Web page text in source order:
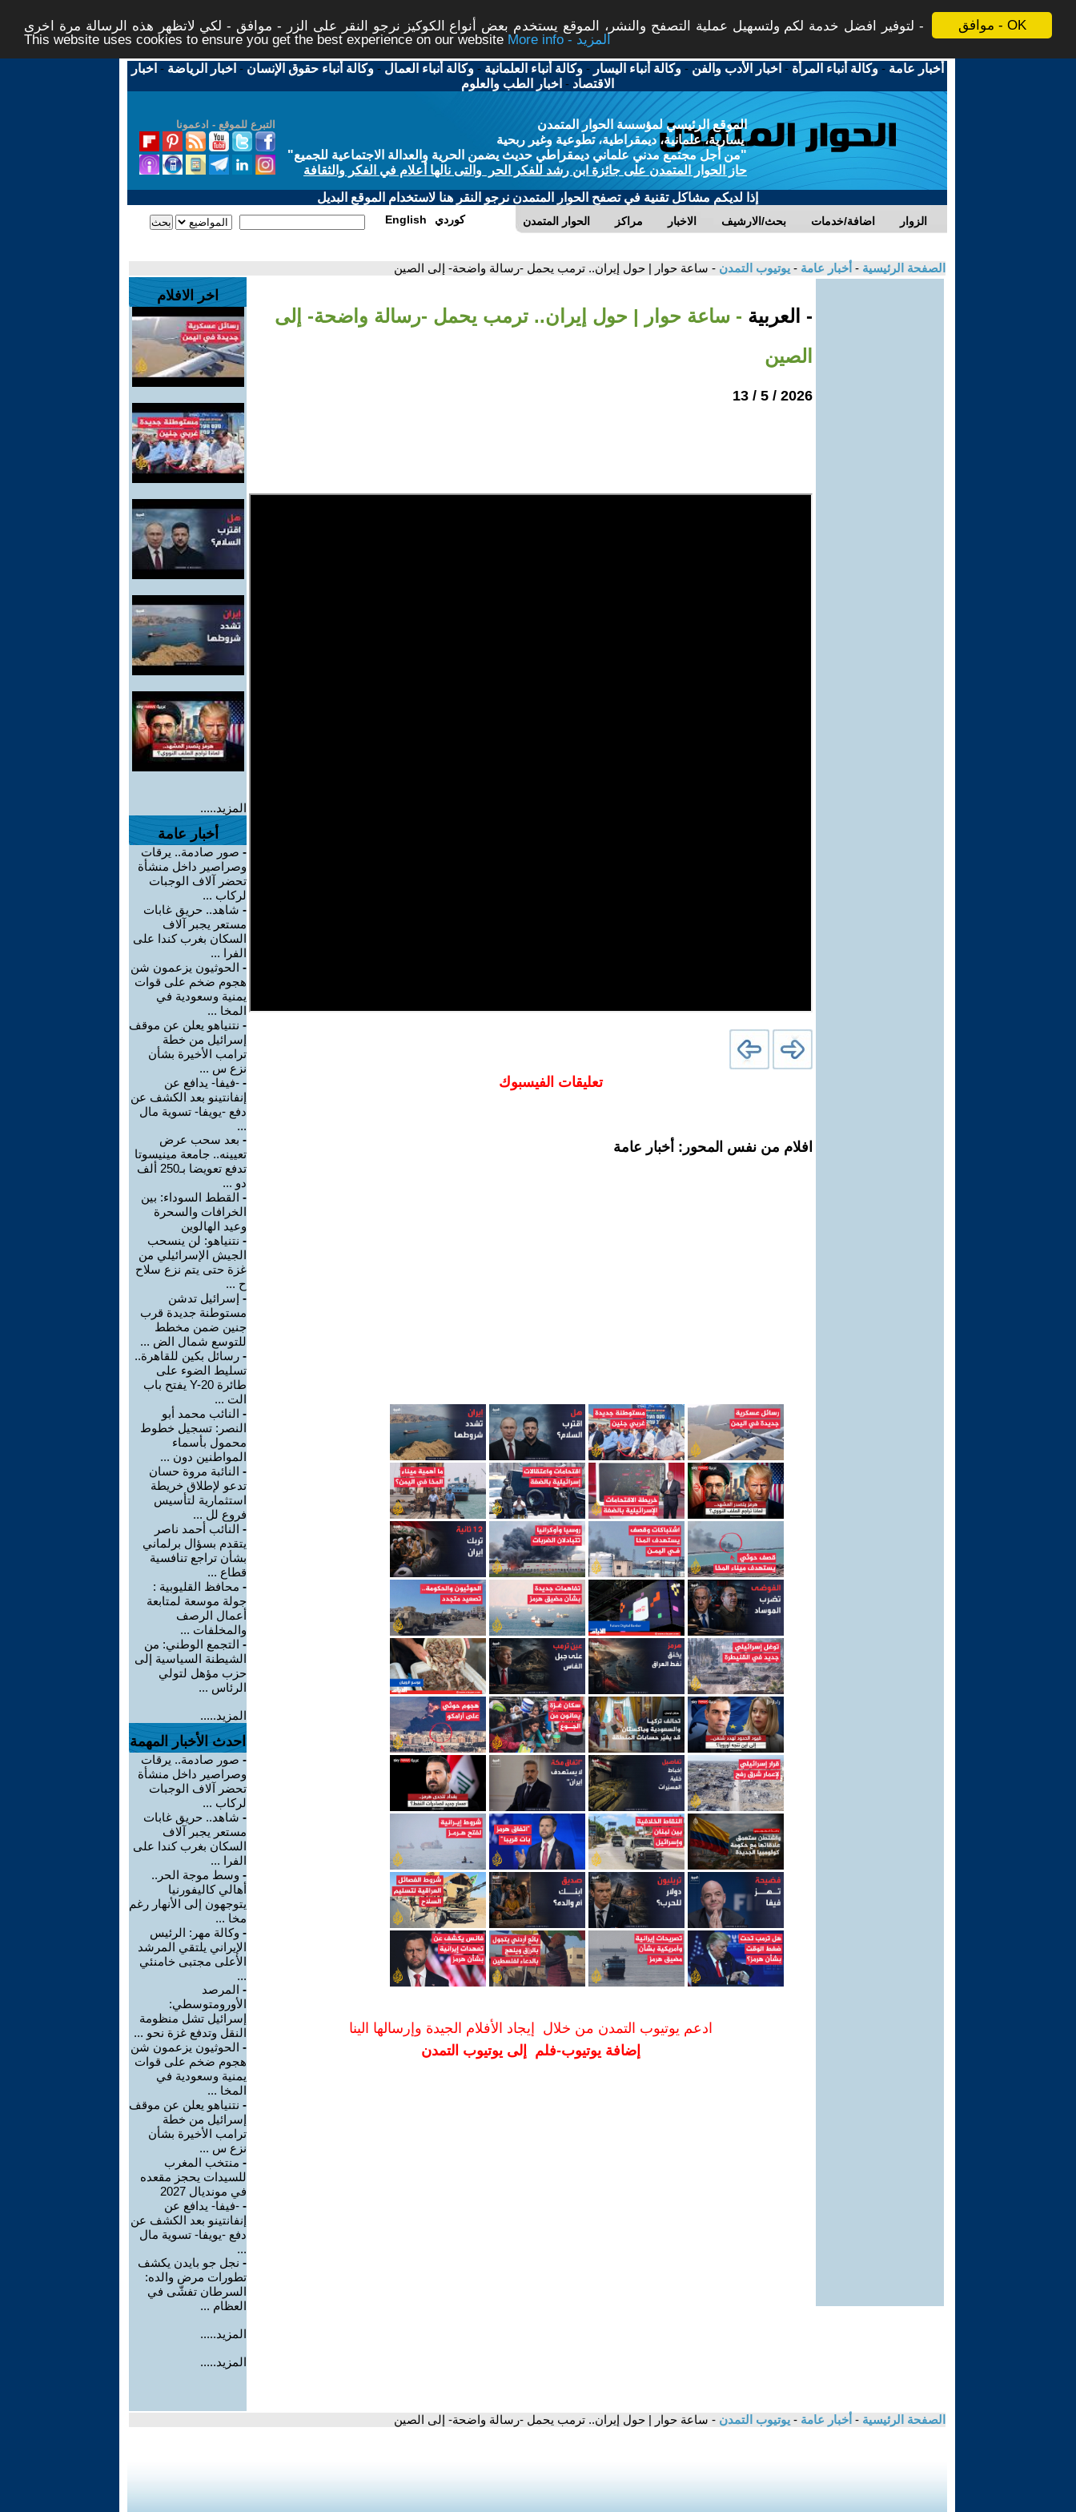
موافق - OK
لتوفير افضل خدمة لكم ولتسهيل عملية التصفح والنشر، الموقع يستخدم بعض أنواع الكوكيز نرجو النقر على الزر - موافق - لكي لاتظهر هذه الرسالة مرة اخرى -
This website uses cookies to ensure you get the best experience on our website
More info - المزيد
أخبار عامة -وكالة أنباء المرأة - اخبار الأدب والفن -وكالة أنباء اليسار -وكالة أنباء العلمانية -وكالة أنباء العمال -وكالة أنباء حقوق الإنسان - اخبار الرياضة - اخبار
الاقتصاد - اخبار الطب والعلوم
التبرع للموقع - ادعمونا
الموقع الرئيسي لمؤسسة الحوار المتمدن
يسارية، علمانية، ديمقراطية، تطوعية وغير ربحية
"من أجل مجتمع مدني علماني ديمقراطي حديث يضمن الحرية والعدالة الاجتماعية للجميع"
حاز الحوار المتمدن على جائزة ابن رشد للفكر الحر والتى نالها أعلام في الفكر والثقافة
إذا لديكم مشاكل تقنية في تصفح الحوار المتمدن نرجو النقر هنا لاستخدام الموقع البديل
الحوار المتمدن مراكز الاخبار بحث/الارشيف اضافة/خدمات الزوار English كوردي
الصفحة الرئيسية - أخبار عامة - يوتيوب التمدن - ساعة حوار | حول إيران.. ترمب يحمل -رسالة واضحة- إلى الصين
- العربية - ساعة حوار | حول إيران.. ترمب يحمل -رسالة واضحة- إلى
الصين
2026 / 5 / 13
تعليقات الفيسبوك
افلام من نفس المحور: أخبار عامة
ادعم يوتيوب التمدن من خلال إيجاد الأفلام الجيدة وإرسالها الينا
إضافة يوتيوب-فلم إلى يوتيوب التمدن
اخر الافلام
المزيد.....
أخبار عامة
- صور صادمة.. يرقات
وصراصير داخل منشأة
تحضر آلاف الوجبات
لركاب ...
- شاهد.. حريق غابات
مستعر يجبر آلاف
السكان بغرب كندا على
الفرا ...
- الحوثيون يزعمون شن
هجوم ضخم على قوات
يمنية وسعودية في
المخا ...
- نتنياهو يعلن عن موقف
إسرائيل من خطة
ترامب الأخيرة بشأن
نزع س ...
- -فيفا- يدافع عن
إنفانتينو بعد الكشف عن
دفع -يويفا- تسوية مال
...
- بعد سحب عرض
تعيينه.. جامعة مينيسوتا
تدفع تعويضا بـ250 ألف
دو ...
- القطط السوداء: بين
الخرافات والسحرة
وعيد الهالوين
- نتنياهو: لن ينسحب
الجيش الإسرائيلي من
غزة حتى يتم نزع سلاح
ح ...
- إسرائيل تدشن
مستوطنة جديدة قرب
جنين ضمن مخطط
للتوسع شمال الض ...
- رسائل بكين للقاهرة..
تسليط الضوء على
طائرة Y-20 يفتح باب
الت ...
- النائب محمد أبو
النصر: تسجيل خطوط
محمول بأسماء
المواطنين دون ...
- النائبة مروة حسان
تدعو لإطلاق خريطة
استثمارية لتأسيس
فروع لل ...
- النائب أحمد ناصر
يتقدم بسؤال برلماني
بشأن تراجع تنافسية
قطاع ...
- محافظ القليوبية :
جولة موسعة لمتابعة
أعمال الرصف
والمخلفات ...
- التجمع الوطني: من
الشيطنة السياسية إلى
حزب مؤهل لتولي
الرئاس ...
المزيد.....
احدث الأخبار المهمة
- صور صادمة.. يرقات
وصراصير داخل منشأة
تحضر آلاف الوجبات
لركاب ...
- شاهد.. حريق غابات
مستعر يجبر آلاف
السكان بغرب كندا على
الفرا ...
- وسط موجة الحر..
أهالي كاليفورنيا
يتوجهون إلى الأنهار رغم
مخا ...
- وكالة مهر: الرئيس
الإيراني يلتقي المرشد
الأعلى مجتبى خامنئي
...
- المرصد
الأورومتوسطي:
إسرائيل تشل منظومة
النقل وتدفع غزة نحو ...
- الحوثيون يزعمون شن
هجوم ضخم على قوات
يمنية وسعودية في
المخا ...
- نتنياهو يعلن عن موقف
إسرائيل من خطة
ترامب الأخيرة بشأن
نزع س ...
- منتخب المغرب
للسيدات يحجز مقعده
في مونديال 2027
- -فيفا- يدافع عن
إنفانتينو بعد الكشف عن
دفع -يويفا- تسوية مال
...
- نجل جو بايدن يكشف
تطورات مرض والده:
السرطان تفشّى في
العظام ...
المزيد.....
المزيد.....
الصفحة الرئيسية - أخبار عامة - يوتيوب التمدن - ساعة حوار | حول إيران.. ترمب يحمل -رسالة واضحة- إلى الصين